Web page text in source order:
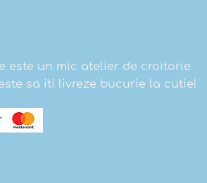
este un mic atelier de croitorie
sa iti livreze bucurie la cutie!